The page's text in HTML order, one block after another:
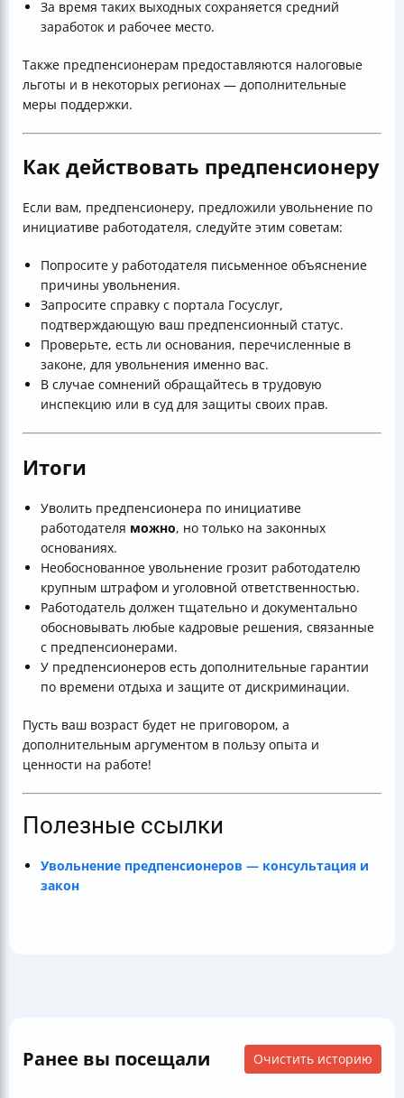
За время таких выходных сохраняется средний
заработок и рабочее место.
Также предпенсионерам предоставляются налоговые
льготы и в некоторых регионах — дополнительные
меры поддержки.
Как действовать предпенсионеру
Если вам, предпенсионеру, предложили увольнение по
инициативе работодателя, следуйте этим советам:
Попросите у работодателя письменное объяснение
причины увольнения.
Запросите справку с портала Госуслуг,
подтверждающую ваш предпенсионный статус.
Проверьте, есть ли основания, перечисленные в
законе, для увольнения именно вас.
В случае сомнений обращайтесь в трудовую
инспекцию или в суд для защиты своих прав.
Итоги
Уволить предпенсионера по инициативе
работодателя можно, но только на законных
основаниях.
Необоснованное увольнение грозит работодателю
крупным штрафом и уголовной ответственностью.
Работодатель должен тщательно и документально
обосновывать любые кадровые решения, связанные
с предпенсионерами.
У предпенсионеров есть дополнительные гарантии
по времени отдыха и защите от дискриминации.
Пусть ваш возраст будет не приговором, а
дополнительным аргументом в пользу опыта и
ценности на работе!
Полезные ссылки
Увольнение предпенсионеров — консультация и
закон
Ранее вы посещали Очистить историю